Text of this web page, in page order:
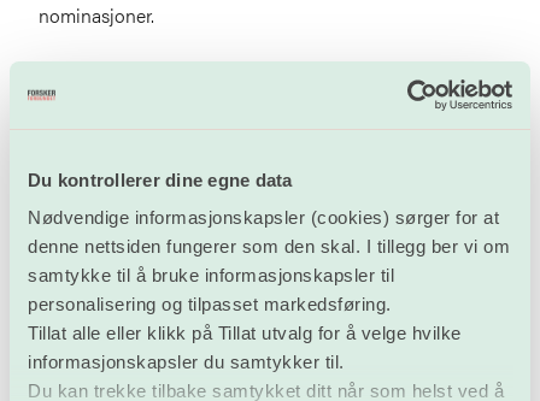
Du kontrollerer dine egne data
Nødvendige informasjonskapsler (cookies) sørger for at
denne nettsiden fungerer som den skal. I tillegg ber vi om
samtykke til å bruke informasjonskapsler til
personalisering og tilpasset markedsføring.
Tillat alle eller klikk på Tillat utvalg for å velge hvilke
informasjonskapsler du samtykker til.
Du kan trekke tilbake samtykket ditt når som helst ved å
nominasjoner.
Hovedstyret vil delta på 1. mai-markeringen i Oslo i år,
og gå i toget under
Forskerforbundets egen fane.
Neste hovedstyremøte er 2. mai 2024. Her finner du
innkalling og protokoll fra styremøtene